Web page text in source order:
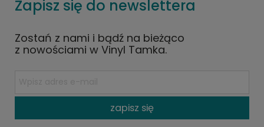
Zapisz się do newslettera
Zostań z nami i bądź na bieżąco
z nowościami w Vinyl Tamka.
zapisz się